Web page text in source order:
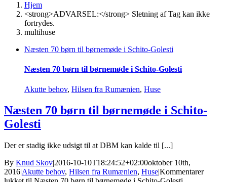
Hjem
<strong>ADVARSEL:</strong> Sletning af Tag kan ikke
fortrydes.
multihuse
Næsten 70 børn til børnemøde i Schito-Golesti
Næsten 70 børn til børnemøde i Schito-Golesti
Akutte behov, Hilsen fra Rumænien, Huse
Næsten 70 børn til børnemøde i Schito-
Golesti
Der er stadig ikke udsigt til at DBM kan kalde til [...]
By Knud Skov|2016-10-10T18:24:52+02:00oktober 10th,
2016|Akutte behov, Hilsen fra Rumænien, Huse|Kommentarer